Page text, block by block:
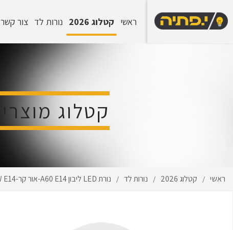
ראשי קטלוג 2026 נורות לד צור קשר
קטלוג מוצרים
ראשי / קטלוג 2026 / נורות לד / נורת LED ליבון A60 E14-אור קר-15W E14